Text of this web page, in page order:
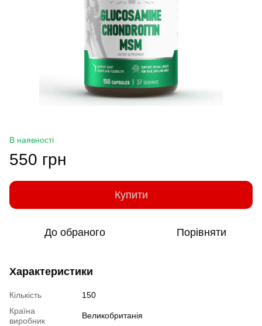
В наявності
550 грн
Купити
До обраного Порівняти
Характеристики
Кількість
150
Країна
виробник
Великобританія